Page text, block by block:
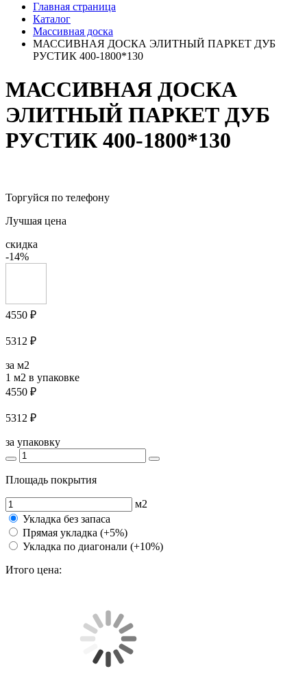
Главная страница
Каталог
Массивная доска
МАССИВНАЯ ДОСКА ЭЛИТНЫЙ ПАРКЕТ ДУБ
РУСТИК 400-1800*130
МАССИВНАЯ ДОСКА
ЭЛИТНЫЙ ПАРКЕТ ДУБ
РУСТИК 400-1800*130
Торгуйся по телефону
Лучшая цена
скидка
-14%
4550 ₽
5312 ₽
за м2
1 м2 в упаковке
4550 ₽
5312 ₽
за упаковку
Площадь покрытия
м2
Укладка без запаса
Прямая укладка (+5%)
Укладка по диагонали (+10%)
Итого цена: